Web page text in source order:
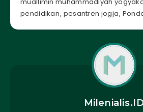
pendidikan, pesantren jogja,